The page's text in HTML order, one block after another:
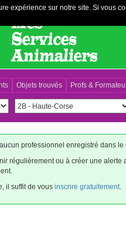
expérience sur notre site. Si vous
Objets trouvés Profs &
aucun professionnel enregistré dans
régulièrement ou à créer une
il suffit de vous inscrire gratuitement.